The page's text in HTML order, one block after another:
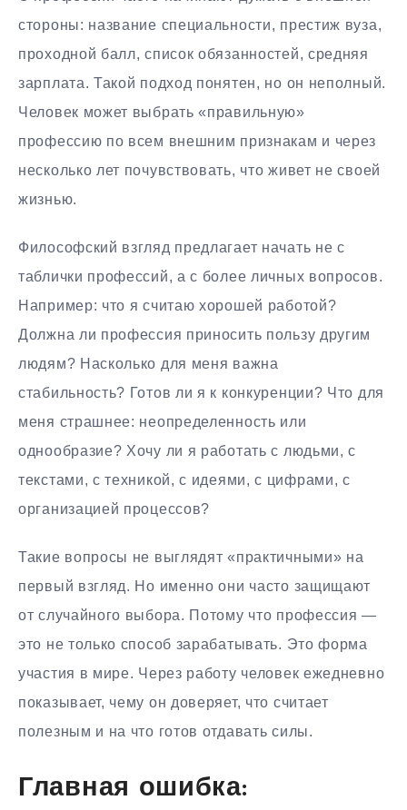
стороны: название специальности, престиж вуза,
проходной балл, список обязанностей, средняя
зарплата. Такой подход понятен, но он неполный.
Человек может выбрать «правильную»
профессию по всем внешним признакам и через
несколько лет почувствовать, что живет не своей
жизнью.
Философский взгляд предлагает начать не с
таблички профессий, а с более личных вопросов.
Например: что я считаю хорошей работой?
Должна ли профессия приносить пользу другим
людям? Насколько для меня важна
стабильность? Готов ли я к конкуренции? Что для
меня страшнее: неопределенность или
однообразие? Хочу ли я работать с людьми, с
текстами, с техникой, с идеями, с цифрами, с
организацией процессов?
Такие вопросы не выглядят «практичными» на
первый взгляд. Но именно они часто защищают
от случайного выбора. Потому что профессия —
это не только способ зарабатывать. Это форма
участия в мире. Через работу человек ежедневно
показывает, чему он доверяет, что считает
полезным и на что готов отдавать силы.
Главная ошибка: